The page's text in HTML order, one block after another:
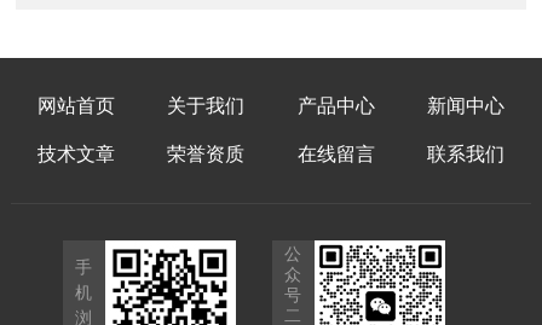
网站首页 关于我们 产品中心 新闻中心
技术文章 荣誉资质 在线留言 联系我们
手
机
浏
公
众
号
二